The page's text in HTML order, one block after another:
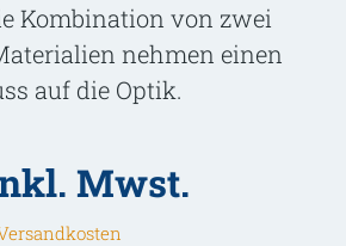
Kombination von zwei
nehmen einen
auf die Optik.
Mwst.